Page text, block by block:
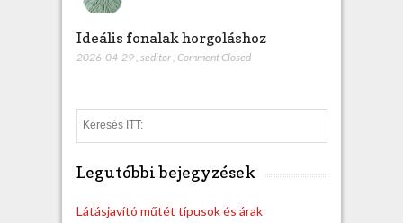
Ideális fonalak horgoláshoz
2026-04-29, seditor, Comment Closed
e
Legutóbbi bejegyzések
Látásjavító műtét típusok és árak